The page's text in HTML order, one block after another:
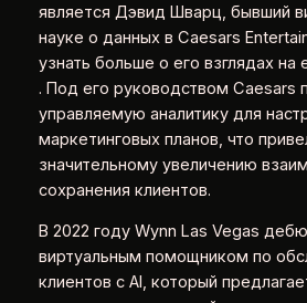
является Дэвид Шварц, бывший
науке о данных в Caesars
узнать больше о его взглядах на
. Под его руководством Caesars
управляемую аналитику для
маркетинговых планов, что
значительному увеличению
сохранения клиентов.
В 2022 году Wynn Las Vegas
виртуальным помощником по
клиентов с AI, который